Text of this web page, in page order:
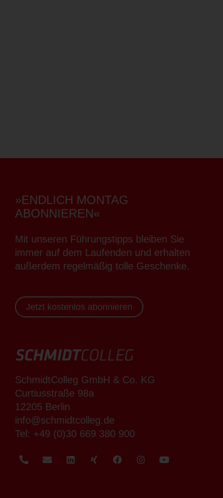
»ENDLICH MONTAG
ABONNIEREN«
Mit unseren Führungstipps bleiben Sie
immer auf dem Laufenden und erhalten
außerdem regelmäßig tolle Geschenke.
Jetzt kostenlos abonnieren
SchmidtColleg GmbH & Co. KG
Curtiusstraße 98a
12205 Berlin
info@schmidtcolleg.de
Tel: +49 (0)30 669 380 900